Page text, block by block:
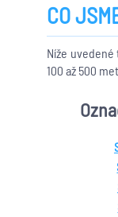
CO
Níže
100 až 500